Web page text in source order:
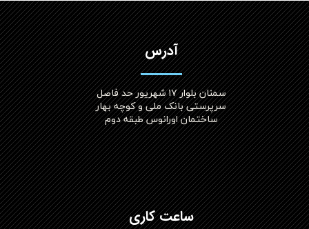
آدرس
سمنان بلوار ۱۷ شهریور حد فاصل
سرپرستی بانک ملی و کوچه بهار
ساختمان اورانوس طبقه دوم
ساعت کاری